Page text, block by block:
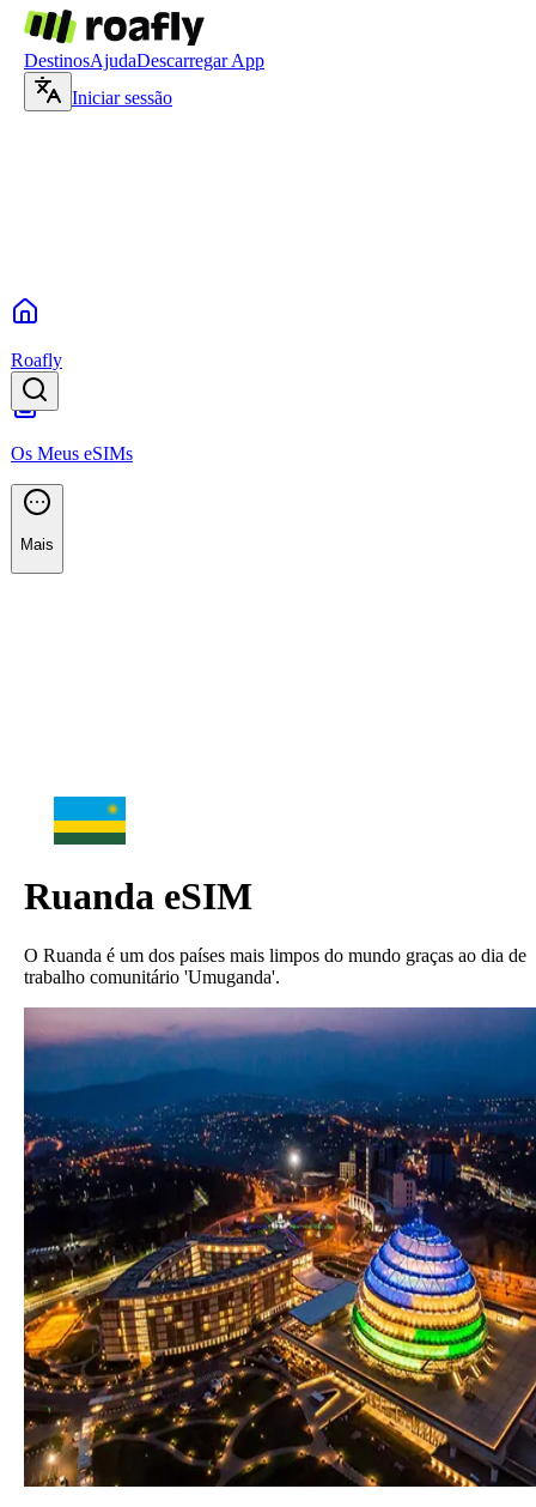
DestinosAjudaDescarregar App
Iniciar sessão
Roafly
Os Meus eSIMs
Mais
Ruanda eSIM
O Ruanda é um dos países mais limpos do mundo graças ao dia de
trabalho comunitário 'Umuganda'.